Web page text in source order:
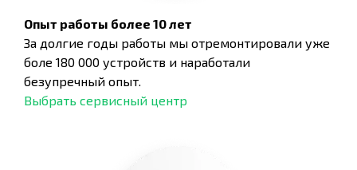
Опыт работы более 10 лет
За долгие годы работы мы отремонтировали уже
боле 180 000 устройств и наработали
безупречный опыт.
Выбрать сервисный центр